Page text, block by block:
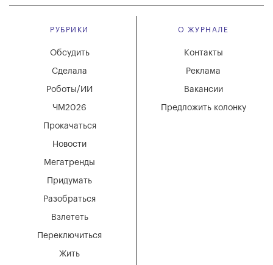
РУБРИКИ
Мегатренды
Придумать
Разобраться
Взлететь
Новости
Переключиться
Жить
Обсудить
Сделала
Роботы/ИИ
ЧМ2026
Прокачаться
О ЖУРНАЛЕ
Вакансии
Реклама
Контакты
Предложить колонку